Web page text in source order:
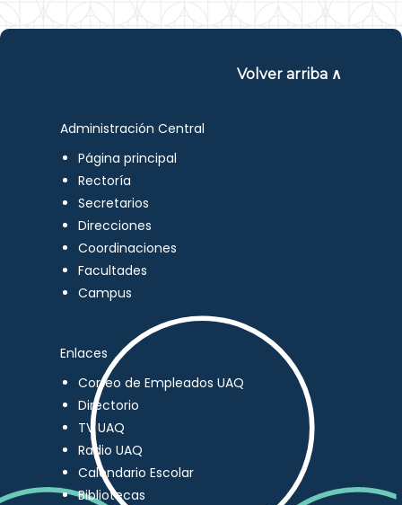
Volver arriba ∧
Administración Central
Página principal
Rectoría
Secretarios
Direcciones
Coordinaciones
Facultades
Campus
Enlaces
Correo de Empleados UAQ
Directorio
TV UAQ
Radio UAQ
Calendario Escolar
Bibliotecas